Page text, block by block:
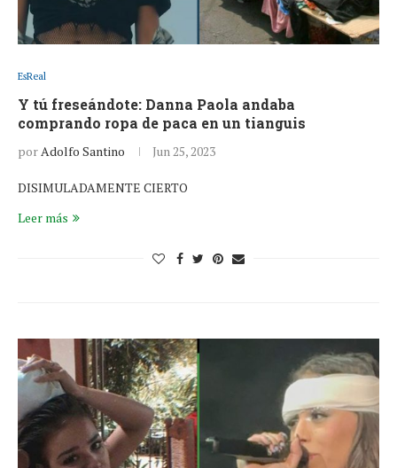
EsReal
Y tú freseándote: Danna Paola andaba
comprando ropa de paca en un tianguis
porAdolfo Santino Jun 25, 2023
DISIMULADAMENTE CIERTO
Leer más